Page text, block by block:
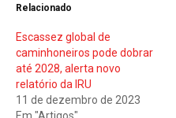
Relacionado
Escassez global de
caminhoneiros pode dobrar
até 2028, alerta novo
relatório da IRU
11 de dezembro de 2023